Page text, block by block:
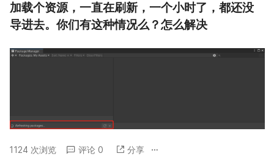
加载个资源，一直在刷新，一个小时了，都还没
导进去。你们有这种情况么？怎么解决
1124 次浏览 评论 0 分享